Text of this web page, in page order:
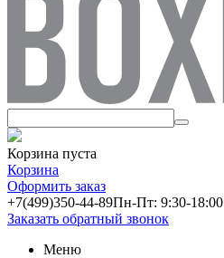
Корзина пуста
Корзина
Оформить заказ
+7(499)350-44-89Пн-Пт: 9:30-18:00
Заказать обратный звонок
Меню